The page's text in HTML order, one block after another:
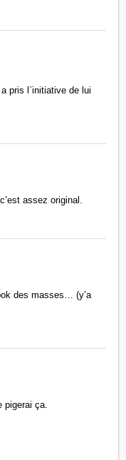
pris l`initiative de lui
assez original.
des masses… (y’a
ça.